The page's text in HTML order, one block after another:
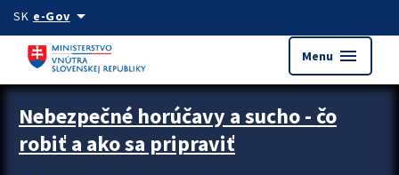
Preskocit na hlavný obsah
SK e-Govarrow_drop_down
Menu menu
Zastavit automatický posun upútavok
Nebezpečné horúčavy a sucho - čo
robiť a ako sa pripraviť